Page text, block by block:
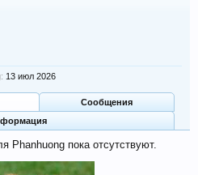
13 июл 2026
Сообщения
Phanhuong пока отсутствуют.